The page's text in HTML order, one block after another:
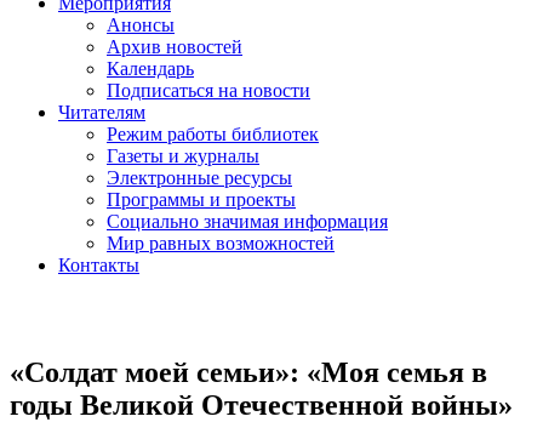
Анонсы
Архив новостей
Календарь
Подписаться на новости
Читателям
Режим работы библиотек
Газеты и журналы
Электронные ресурсы
Программы и проекты
Социально значимая информация
Мир равных возможностей
Контакты
«Солдат моей семьи»: «Моя семья в
годы Великой Отечественной войны»